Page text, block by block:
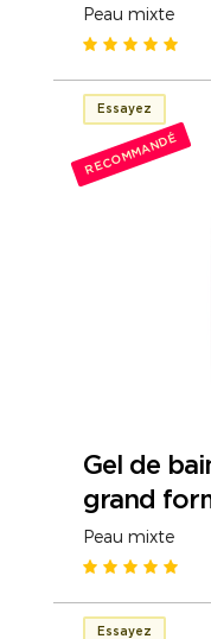
Peau mixte
Essayez
RECOMMANDÉ
Gel de
grand
Peau mixte
Essayez